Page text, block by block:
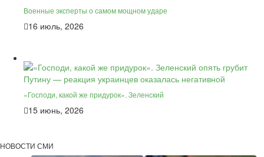
Военные эксперты о самом мощном ударе
16 июль, 2026
«Господи, какой же придурок». Зеленский
15 июнь, 2026
НОВОСТИ СМИ